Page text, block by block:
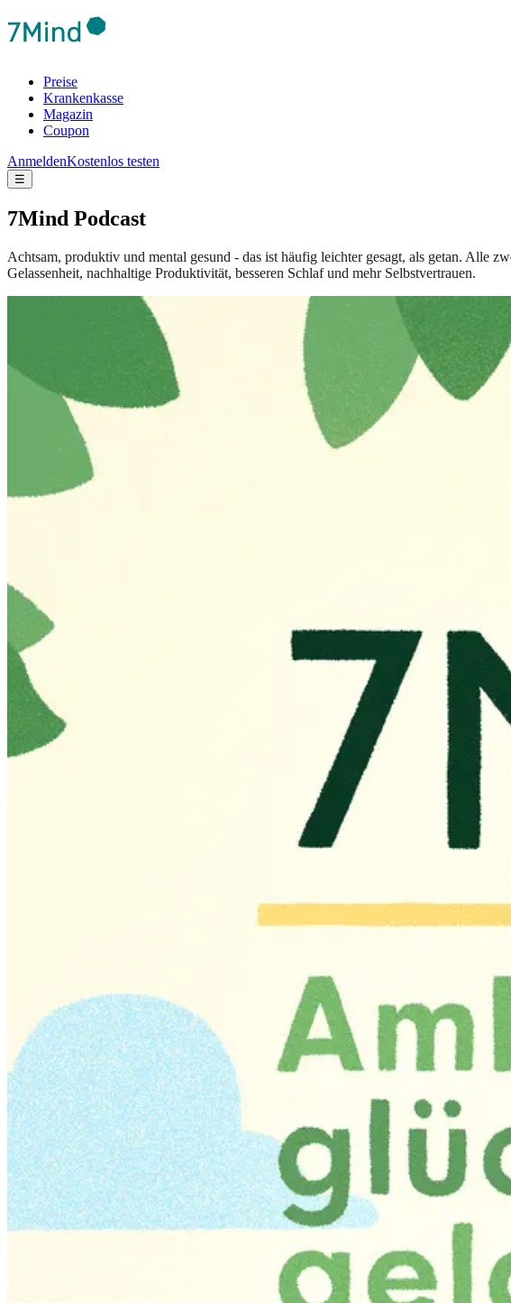
Preise
Krankenkasse
Magazin
Coupon
AnmeldenKostenlos testen
☰
7Mind Podcast
Achtsam, produktiv und mental gesund - das ist häufig leichter gesagt, als getan. Alle
Gelassenheit, nachhaltige Produktivität, besseren Schlaf und mehr Selbstvertrauen.